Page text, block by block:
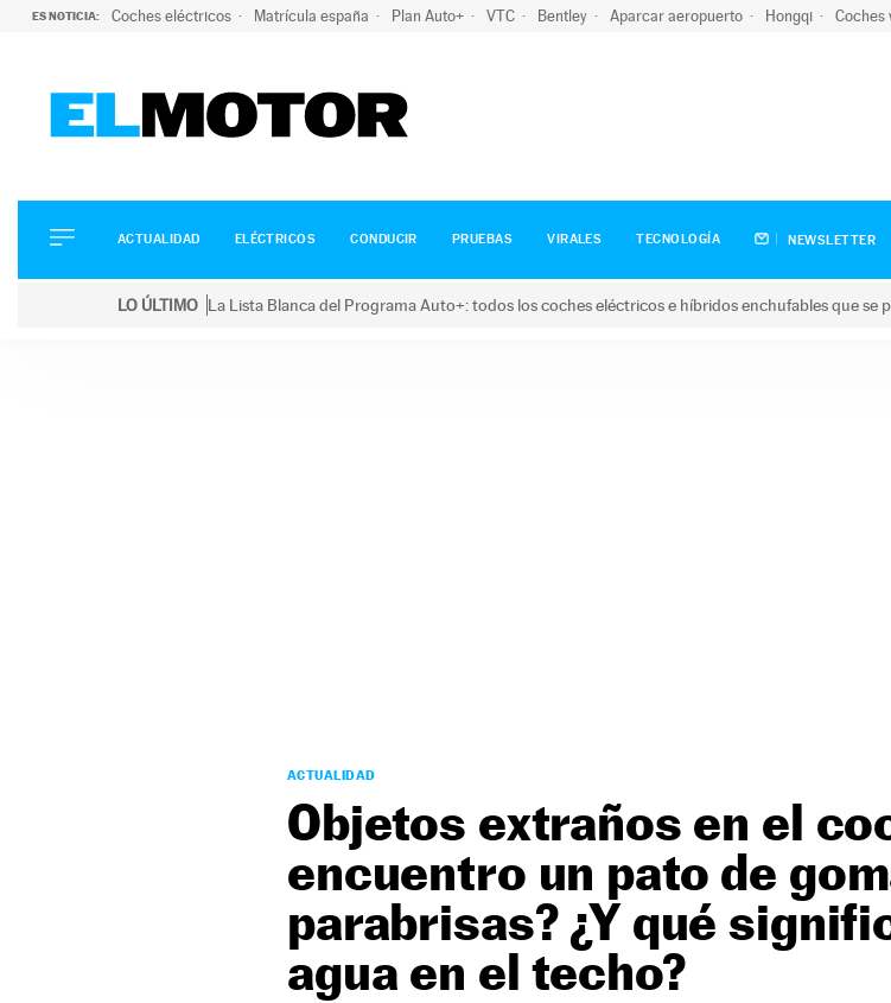
ES NOTICIA: Coches eléctricos Matrícula españa Plan Auto+ VTC Bentley Aparcar aeropuerto Hongqi Coches
ELÉCTRICOS
CONDUCIR
ACTUALIDAD ELÉCTRICOS CONDUCIR PRUEBAS VIRALES TECNOLOGÍA NEWSLETTER
LO ÚLTIMO La Lista Blanca del Programa Auto+: todos los coches eléctricos e híbridos enchufables que se
ACTUALIDAD
Objetos extraños en el
encuentro un pato de
parabrisas? ¿Y qué
agua en el techo?